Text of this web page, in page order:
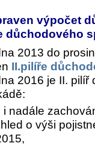
výpočet
důchodového
2013 do
II.pilíře
2016 je II.
i nadále
o výši